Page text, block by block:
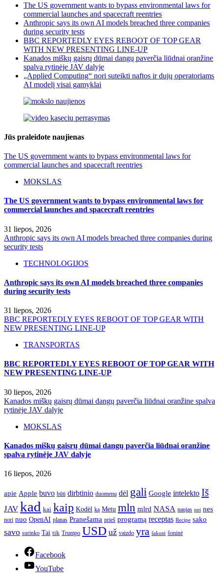
The US government wants to bypass environmental laws for
commercial launches and spacecraft reentries
Anthropic says its own AI models breached three companies
during security tests
BBC REPORTEDLY EYES REBOOT OF TOP GEAR
WITH NEW PRESENTING LINE-UP
Kanados miškų gaisrų dūmai dangų paverčia liūdnai oranžine
spalva rytinėje JAV dalyje
„Applied Computing“ nori suteikti naftos ir dujų operatoriams
AI modelį visai gamyklai
Jūs praleidote naujienas
The US government wants to bypass environmental laws for
commercial launches and spacecraft reentries
MOKSLAS
The US government wants to bypass environmental laws for
commercial launches and spacecraft reentries
31 liepos, 2026
Anthropic says its own AI models breached three companies during
security tests
TECHNOLOGIJOS
Anthropic says its own AI models breached three companies
during security tests
31 liepos, 2026
BBC REPORTEDLY EYES REBOOT OF TOP GEAR WITH
NEW PRESENTING LINE-UP
TRANSPORTAS
BBC REPORTEDLY EYES REBOOT OF TOP GEAR WITH
NEW PRESENTING LINE-UP
30 liepos, 2026
Kanados miškų gaisrų dūmai dangų paverčia liūdnai oranžine spalva
rytinėje JAV dalyje
MOKSLAS
Kanados miškų gaisrų dūmai dangų paverčia liūdnai oranžine
spalva rytinėje JAV dalyje
16 liepos, 2026
apie Apple buvo būti dirbtinio duomenų dėl gali Google intelekto Iš
JAV kad kai kaip Kodėl ką Metų mln mlrd NASA naujas nei nes
nori nuo OpenAI planas Pranešama prieš programą receptas Recipe sako
savo surinko Tai tik Trumpo USD už vaizdo yra šakutė šoninė
Facebook
YouTube